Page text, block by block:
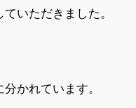
ていただきました。
かれています。